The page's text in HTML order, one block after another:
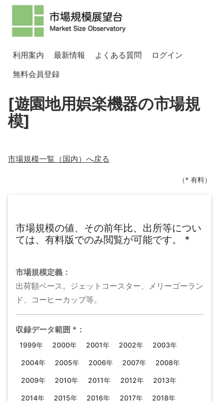
利用案内 最新情報 よくある質問
ログイン
無料会員登録
[遊園地用娯楽機器の市場規
模]
市場規模一覧（国内）へ戻る
（* 有料）
市場規模の値、その前年比、出所等につい
ては、有料版でのみ閲覧が可能です。
*
市場規模定義：
出荷額ベース。ジェットコースター、メリーゴーラン
ド、コーヒーカップ等。
収録データ範囲 * ：
1999年 2000年 2001年 2002年 2003年
2004年 2005年 2006年 2007年 2008年
2009年 2010年 2011年 2012年 2013年
2014年 2015年 2016年 2017年 2018年